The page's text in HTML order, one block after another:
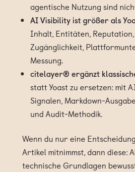
agentische Nutzung sind
AI Visibility ist größer als
Inhalt, Entitäten,
Zugänglichkeit,
Messung.
citelayer® ergänzt
statt Yoast zu ersetzen: mit
Signalen, Markdown-
und Audit-Methodik.
Wenn du nur eine
Artikel mitnimmst, dann diese:
technische Grundlagen